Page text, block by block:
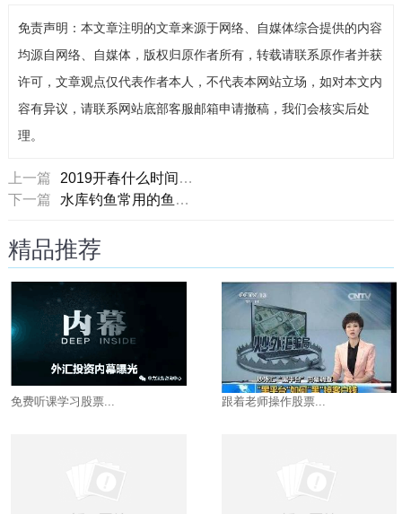
免责声明：本文章注明的文章来源于网络、自媒体综合提供的内容
均源自网络、自媒体，版权归原作者所有，转载请联系原作者并获
许可，文章观点仅代表作者本人，不代表本网站立场，如对本文内
容有异议，请联系网站底部客服邮箱申请撤稿，我们会核实后处
理。
上一篇
2019开春什么时间去钓鱼最好？
下一篇
水库钓鱼常用的鱼饵和窝料配方
精品推荐
免费听课学习股票... 跟着老师操作股票...